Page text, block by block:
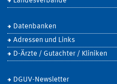
Datenbanken
Adressen und Links
D-Ärzte / Gutachter / Kliniken
DGUV-Newsletter